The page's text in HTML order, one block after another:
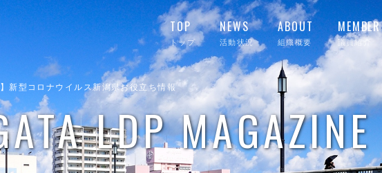
TOP
トップ
NEWS
活動状況
ABOUT
組織概要
MEMBER
議員紹介
新型コロナウイルス新潟県お役立ち情報
LDP MAGAZINE